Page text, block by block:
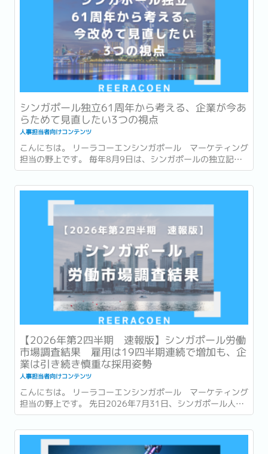
シンガポール独立61周年から考える、企業が今あ
らためて見直したい3つの視点
人事担当者向けコンテンツ
こんにちは。 リーラコーエンシンガポール マーケティング
担当の野上です。 毎年8月9日は、シンガポールの独立記念
日 (National Day) です。 今年2026年は独立から61周年を
迎える年です。 街中には国旗や記念装飾が並び、毎年恒例の
National Day Parade...
【2026年第2四半期 速報版】シンガポール労働
市場調査結果 雇用は19四半期連続で増加も、企
業は引き続き慎重な採用姿勢
人事担当者向けコンテンツ
こんにちは。 リーラコーエンシンガポール マーケティング
担当の野上です。 先日2026年7月31日、シンガポール人材
開発省 (Ministry of Manpower : 以降MOM) は、2026年第
2四半期 (4~6月) の労働市場速報 (Labour Market
Advance...